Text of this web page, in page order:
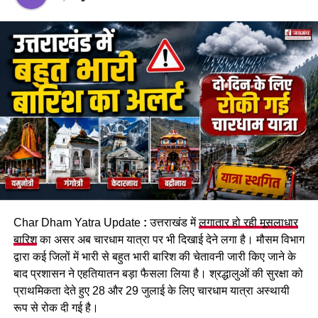
heliyatra.co.in
अधिकारियों के अनुसार अभी तक हेली टिकटिंग से संबंधित किसी भी प्रकार
की फ्रॉड शिकायत दर्ज नहीं हुई है।
21 हजार से अधिक श्रद्धालुओं ने उठाया
हेली सेवा का लाभ
यूकाडा द्वारा उपलब्ध कराए गए आंकड़ों के अनुसार 22 अप्रैल से अब तक
21 हजार से अधिक श्रद्धालु हेलीकॉप्टर सेवा के माध्यम से चारधाम यात्रा
कर चुके हैं। फाटा, गुप्तकाशी और सिरसी से संचालित शटल सेवाओं के
जरिए 17,976 यात्रियों को दर्शन कराए गए हैं, जबकि 10 मई तक चार्टर्ड
SUL-W vs WEF-W Dream11 Prediction Match 27:
The Hundred Women 2026
Haridwar News: कांवड़ मेले के बीच दो घरों में चोरी का
खुलासा, 3 शातिर गिरफ्तार; ₹5 लाख कैश बरामद
Char Dham Yatra Update : उत्तराखंड मेंलगातार हो रही मूसलाधार
बारिशका असर अब चारधाम यात्रा पर भी दिखाई देने लगा है। मौसम विभाग
द्वारा कई जिलों में भारी से बहुत भारी बारिश की चेतावनी जारी किए जाने के
बाद प्रशासन ने एहतियातन बड़ा फैसला लिया है। श्रद्धालुओं की सुरक्षा को
प्राथमिकता देते हुए 28 और 29 जुलाई के लिए चारधाम यात्रा अस्थायी
रूप से रोक दी गई है।